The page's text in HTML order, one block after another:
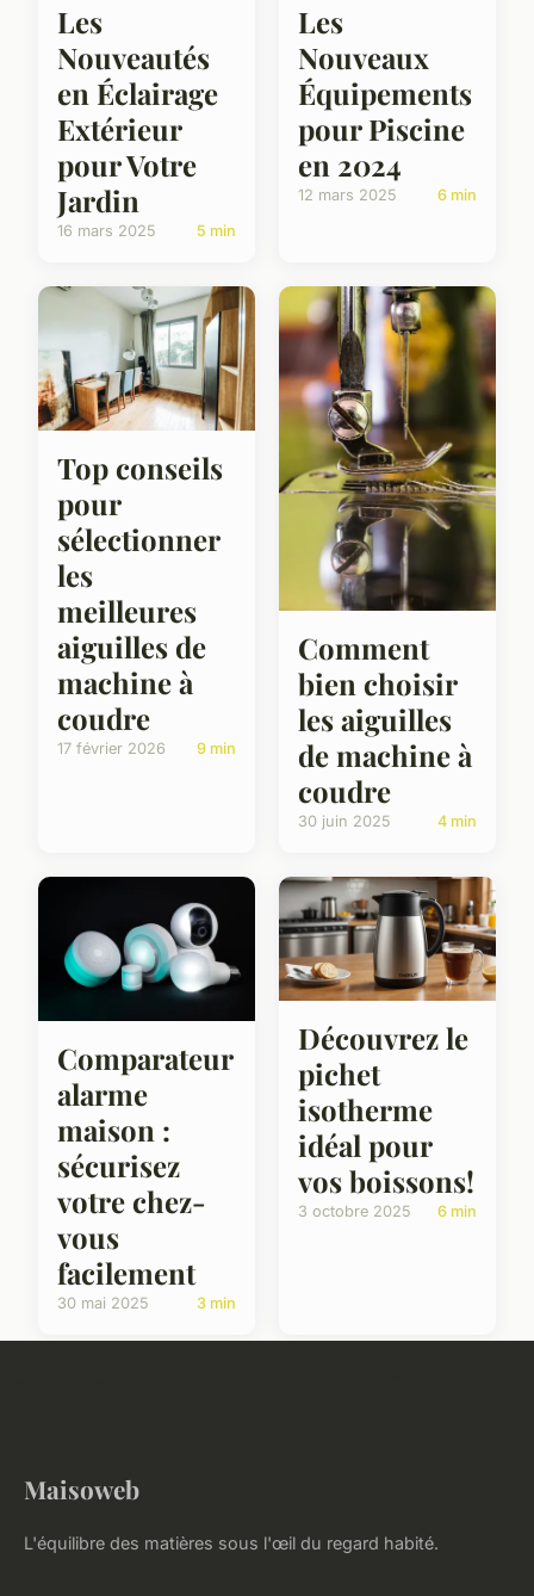
Les
Nouveautés
en Éclairage
Extérieur
pour Votre
Jardin
16 mars 2025 5 min
Les
Nouveaux
Équipements
pour Piscine
en 2024
12 mars 2025 6 min
Top conseils
pour
sélectionner
les
meilleures
aiguilles de
machine à
coudre
17 février 2026 9 min
Comment
bien choisir
les aiguilles
de machine à
coudre
30 juin 2025 4 min
Comparateur
alarme
maison :
sécurisez
votre chez-
vous
facilement
30 mai 2025 3 min
Découvrez le
pichet
isotherme
idéal pour
vos boissons!
3 octobre 2025 6 min
Maisoweb
L'équilibre des matières sous l'œil du regard habité.